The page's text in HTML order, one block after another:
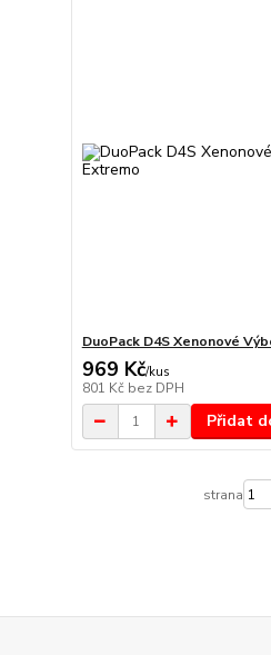
DuoPack D4S Xenonové
969 Kč/kus
801 Kč bez DPH
Přidat
strana